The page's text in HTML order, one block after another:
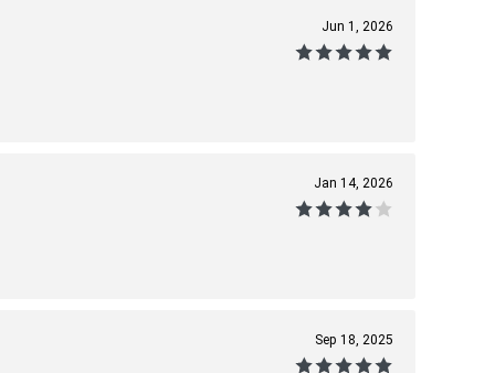
Jun 1, 2026
Jan 14, 2026
Sep 18, 2025